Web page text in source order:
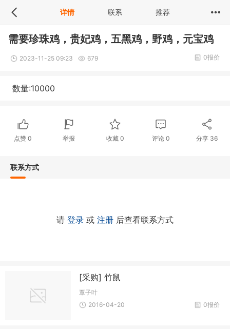
详情 联系 推荐
需要珍珠鸡，贵妃鸡，五黑鸡，野鸡，元宝鸡
2023-11-25 09:23 679 0报价
数量:10000
点赞0 举报 收藏 0 评论0 分享 36
联系方式
请 登录 或 注册 后查看联系方式
[采购] 竹鼠
覃子叶
0报价
2016-04-20